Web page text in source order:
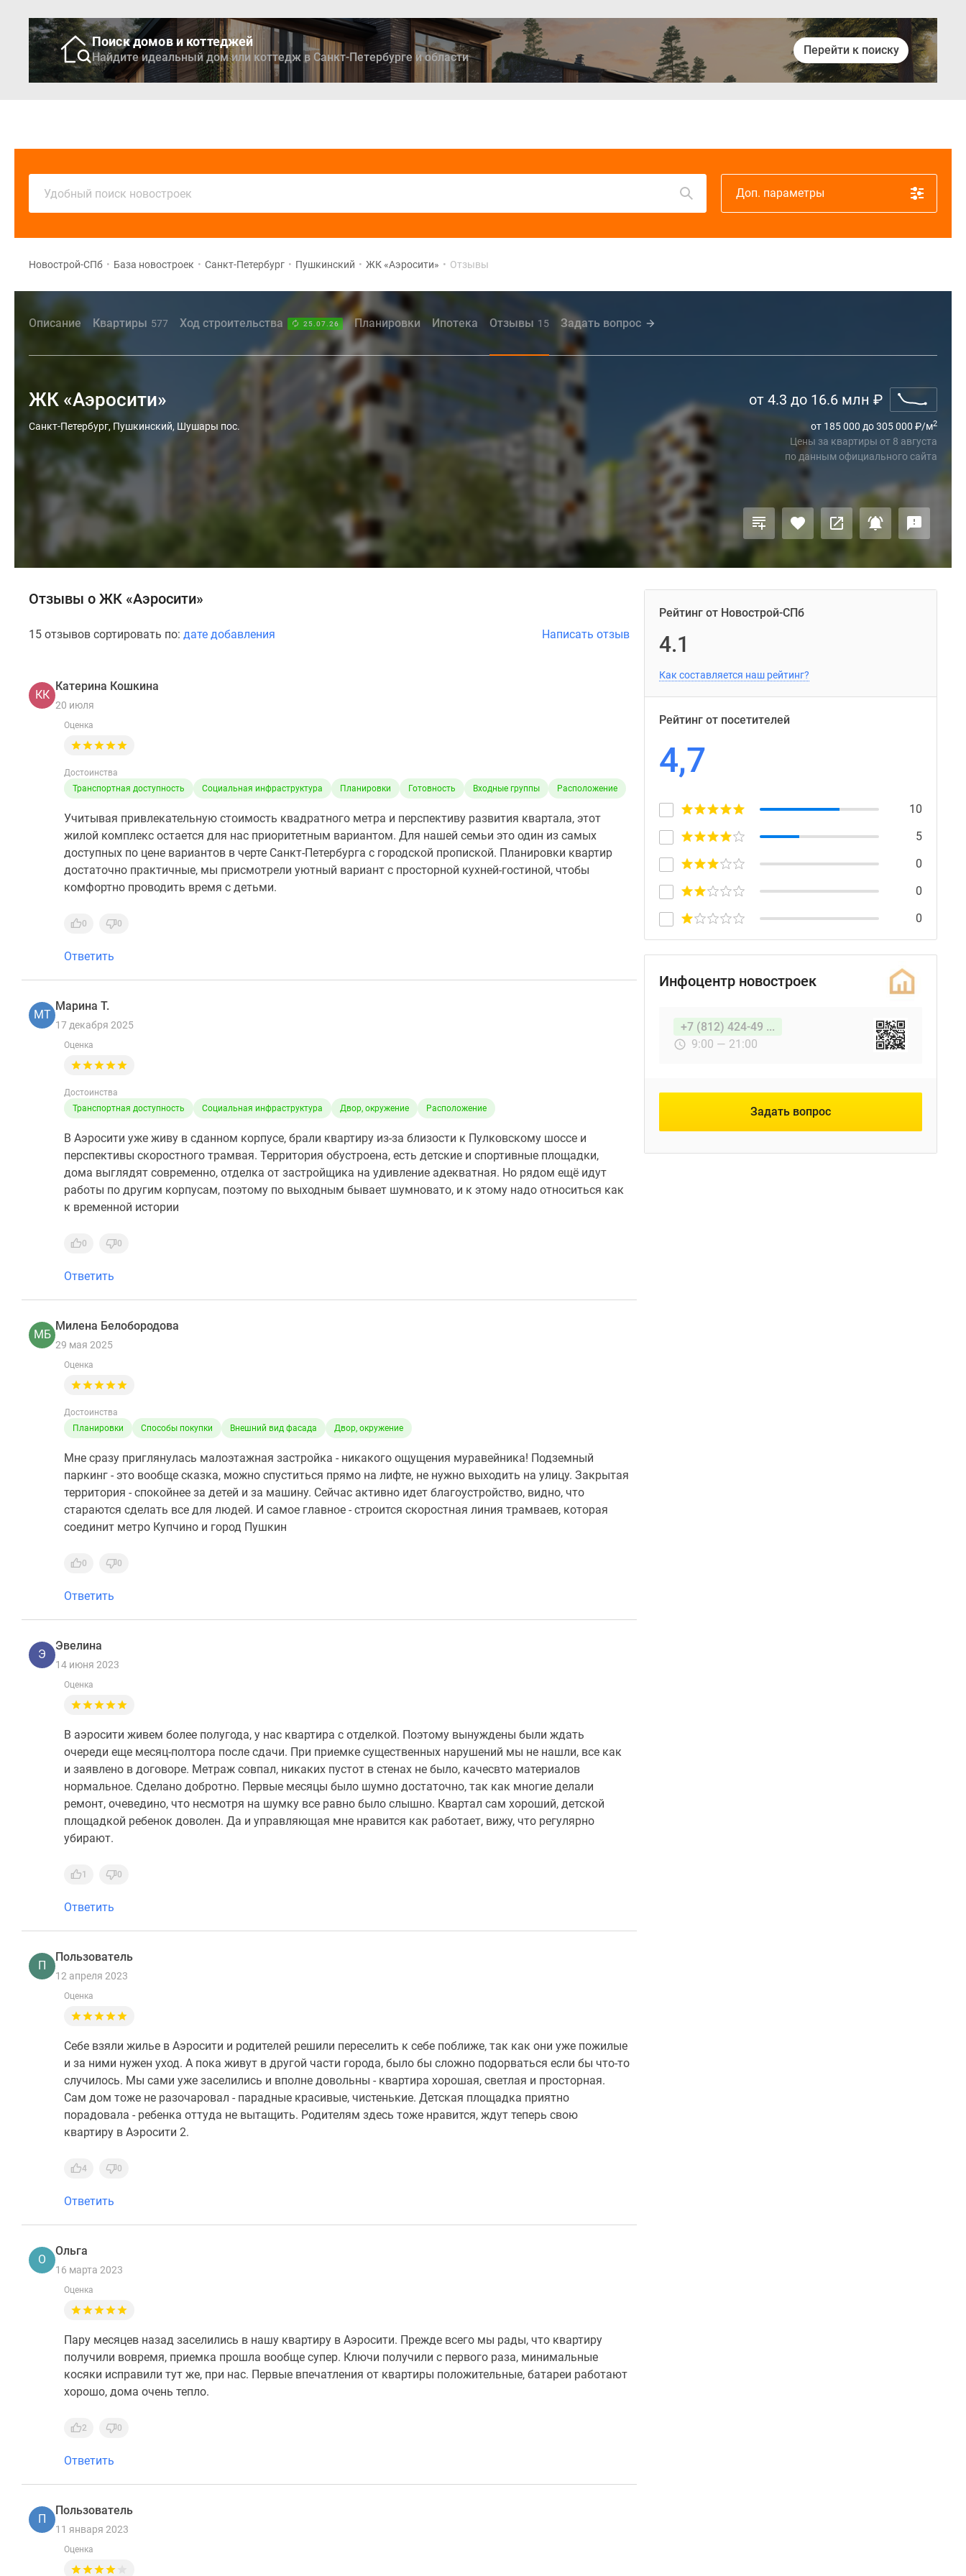
Поиск домов и коттеджей
Найдите идеальный дом или коттедж в Санкт-Петербурге и области
Перейти к поиску
Удобный поиск новостроек Доп. параметры
Новострой-СПб • База новостроек • Санкт-Петербург • Пушкинский • ЖК «Аэросити» • Отзывы
Описание Квартиры 577 Ход строительства 25.07.26 Планировки Ипотека Отзывы 15 Задать вопрос
ЖК «Аэросити»
Санкт-Петербург, Пушкинский, Шушары пос.
от 4.3 до 16.6 млн ₽
от 185 000 до 305 000 ₽/м2
Цены за квартиры от 8 августа
по данным официального сайта
Отзывы о ЖК «Аэросити»
15 отзывов сортировать по: дате добавления Написать отзыв
КК
Катерина Кошкина
20 июля
Оценка
Достоинства
Транспортная доступность
Социальная инфраструктура Планировки Готовность Входные группы Расположение
Учитывая привлекательную стоимость квадратного метра и перспективу развития квартала, этот
жилой комплекс остается для нас приоритетным вариантом. Для нашей семьи это один из самых
доступных по цене вариантов в черте Санкт-Петербурга с городской пропиской. Планировки квартир
достаточно практичные, мы присмотрели уютный вариант с просторной кухней-гостиной, чтобы
комфортно проводить время с детьми.
0 0
Ответить
МТ
Марина Т.
17 декабря 2025
Оценка
Достоинства
Транспортная доступность
Социальная инфраструктура Двор, окружение Расположение
В Аэросити уже живу в сданном корпусе, брали квартиру из-за близости к Пулковскому шоссе и
перспективы скоростного трамвая. Территория обустроена, есть детские и спортивные площадки,
дома выглядят современно, отделка от застройщика на удивление адекватная. Но рядом ещё идут
работы по другим корпусам, поэтому по выходным бывает шумновато, и к этому надо относиться как
к временной истории
0 0
Ответить
МБ
Милена Белобородова
29 мая 2025
Оценка
Достоинства
Планировки
Способы покупки Внешний вид фасада Двор, окружение
Мне сразу приглянулась малоэтажная застройка - никакого ощущения муравейника! Подземный
паркинг - это вообще сказка, можно спуститься прямо на лифте, не нужно выходить на улицу. Закрытая
территория - спокойнее за детей и за машину. Сейчас активно идет благоустройство, видно, что
стараются сделать все для людей. И самое главное - строится скоростная линия трамваев, которая
соединит метро Купчино и город Пушкин
0 0
Ответить
Э
Эвелина
14 июня 2023
Оценка
В аэросити живем более полугода, у нас квартира с отделкой. Поэтому вынуждены были ждать
очереди еще месяц-полтора после сдачи. При приемке существенных нарушений мы не нашли, все как
и заявлено в договоре. Метраж совпал, никаких пустот в стенах не было, качесвто материалов
нормальное. Сделано добротно. Первые месяцы было шумно достаточно, так как многие делали
ремонт, очеведино, что несмотря на шумку все равно было слышно. Квартал сам хороший, детской
площадкой ребенок доволен. Да и управляющая мне нравится как работает, вижу, что регулярно
убирают.
1 0
Ответить
П
Пользователь
12 апреля 2023
Оценка
Себе взяли жилье в Аэросити и родителей решили переселить к себе поближе, так как они уже пожилые
и за ними нужен уход. А пока живут в другой части города, было бы сложно подорваться если бы что-то
случилось. Мы сами уже заселились и вполне довольны - квартира хорошая, светлая и просторная.
Сам дом тоже не разочаровал - парадные красивые, чистенькие. Детская площадка приятно
порадовала - ребенка оттуда не вытащить. Родителям здесь тоже нравится, ждут теперь свою
квартиру в Аэросити 2.
4 0
Ответить
О
Ольга
16 марта 2023
Оценка
Пару месяцев назад заселились в нашу квартиру в Аэросити. Прежде всего мы рады, что квартиру
получили вовремя, приемка прошла вообще супер. Ключи получили с первого раза, минимальные
косяки исправили тут же, при нас. Первые впечатления от квартиры положительные, батареи работают
хорошо, дома очень тепло.
2 0
Ответить
П
Пользователь
11 января 2023
Оценка
Рейтинг от Новострой-СПб
4.1
Как составляется наш рейтинг?
Рейтинг от посетителей
4,7
10
5
0
0
0
Инфоцентр новостроек
+7 (812) 424-49 ...
9:00 — 21:00
Задать вопрос